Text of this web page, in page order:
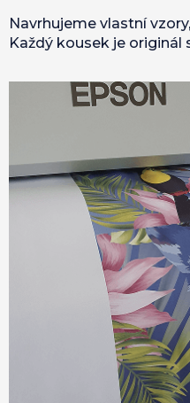
Navrhujeme vlastní
Každý kousek je